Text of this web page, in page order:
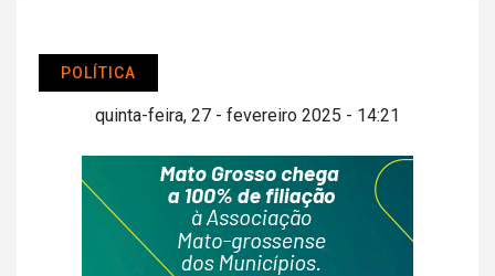
POLÍTICA
quinta-feira, 27 - fevereiro 2025 - 14:21